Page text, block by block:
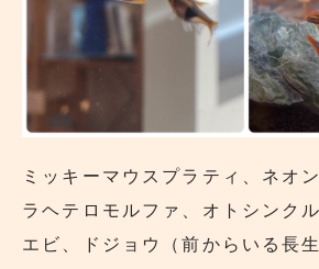
ミッキーマウスプラティ、ネオ
ラヘテロモルファ、オトシンク
エビ、ドジョウ（前からいる長